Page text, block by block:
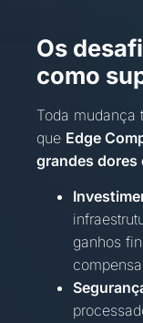
Os
como
Toda mudança
que Edge
grandes dores
ganhos